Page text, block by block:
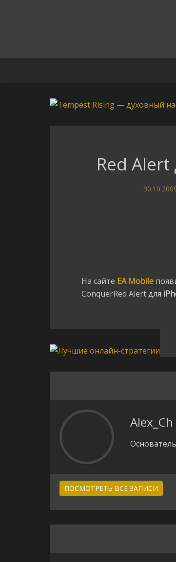
Red
На сайте EA Mobile
ConquerRed Alert для
Alex_Ch
ПОСМОТРЕТЬ ВСЕ ЗАПИСИ